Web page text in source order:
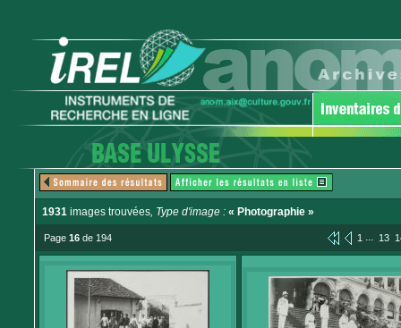
1931 images trouvées, Type d'image : « Photographie »
Page 16 de 194 1 ... 13